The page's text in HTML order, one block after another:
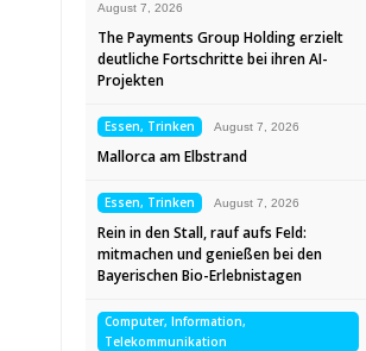
August 7, 2026
The Payments Group Holding erzielt
deutliche Fortschritte bei ihren AI-
Projekten
Essen, Trinken August 7, 2026
Mallorca am Elbstrand
Essen, Trinken August 7, 2026
Rein in den Stall, rauf aufs Feld:
mitmachen und genießen bei den
Bayerischen Bio-Erlebnistagen
Computer, Information,
Telekommunikation